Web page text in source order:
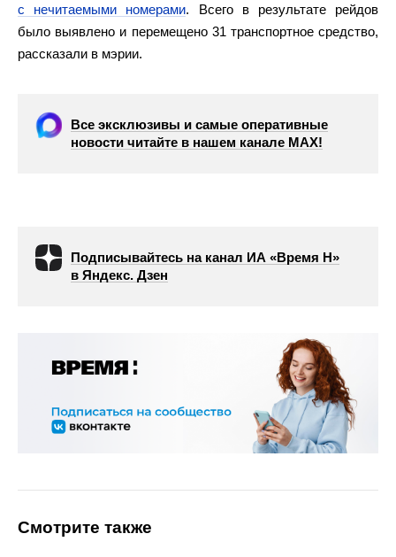
с нечитаемыми номерами. Всего в результате рейдов
было выявлено и перемещено 31 транспортное средство,
рассказали в мэрии.
Все эксклюзивы и самые оперативные
новости читайте в нашем канале МАХ!
Подписывайтесь на канал ИА «Время Н»
в Яндекс. Дзен
Смотрите также